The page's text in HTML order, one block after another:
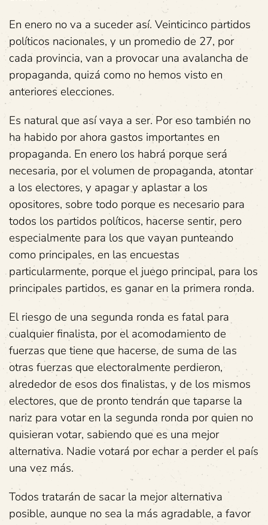
En enero no va a suceder así. Veinticinco partidos
políticos nacionales, y un promedio de 27, por
cada provincia, van a provocar una avalancha de
propaganda, quizá como no hemos visto en
anteriores elecciones.
Es natural que así vaya a ser. Por eso también no
ha habido por ahora gastos importantes en
propaganda. En enero los habrá porque será
necesaria, por el volumen de propaganda, atontar
a los electores, y apagar y aplastar a los
opositores, sobre todo porque es necesario para
todos los partidos políticos, hacerse sentir, pero
especialmente para los que vayan punteando
como principales, en las encuestas
particularmente, porque el juego principal, para los
principales partidos, es ganar en la primera ronda.
El riesgo de una segunda ronda es fatal para
cualquier finalista, por el acomodamiento de
fuerzas que tiene que hacerse, de suma de las
otras fuerzas que electoralmente perdieron,
alrededor de esos dos finalistas, y de los mismos
electores, que de pronto tendrán que taparse la
nariz para votar en la segunda ronda por quien no
quisieran votar, sabiendo que es una mejor
alternativa. Nadie votará por echar a perder el país
una vez más.
Todos tratarán de sacar la mejor alternativa
posible, aunque no sea la más agradable, a favor